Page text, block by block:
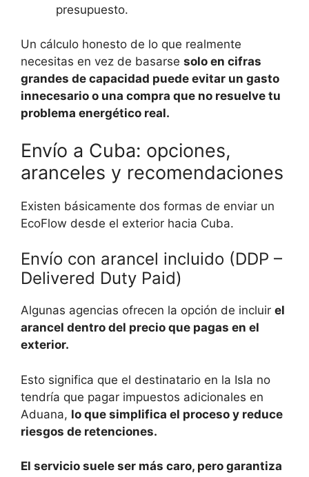
presupuesto.
Un cálculo honesto de lo que realmente
necesitas en vez de basarse solo en cifras
grandes de capacidad puede evitar un gasto
innecesario o una compra que no resuelve tu
problema energético real.
Envío a Cuba: opciones,
aranceles y recomendaciones
Existen básicamente dos formas de enviar un
EcoFlow desde el exterior hacia Cuba.
Envío con arancel incluido (DDP –
Delivered Duty Paid)
Algunas agencias ofrecen la opción de incluir el
arancel dentro del precio que pagas en el
exterior.
Esto significa que el destinatario en la Isla no
tendría que pagar impuestos adicionales en
Aduana, lo que simplifica el proceso y reduce
riesgos de retenciones.
El servicio suele ser más caro, pero garantiza